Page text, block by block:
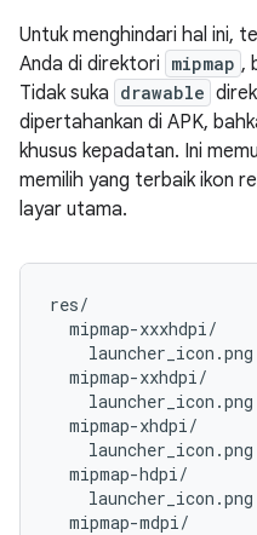
Untuk menghindari hal ini,
Anda di direktori mipmap ,
Tidak suka drawable
dipertahankan di APK,
khusus kepadatan. Ini
memilih yang terbaik ikon
layar utama.
res/
  mipmap-xxxhdpi/
    launcher_icon.png
  mipmap-xxhdpi/
    launcher_icon.png
  mipmap-xhdpi/
    launcher_icon.png
  mipmap-hdpi/
    launcher_icon.png
  mipmap-mdpi/